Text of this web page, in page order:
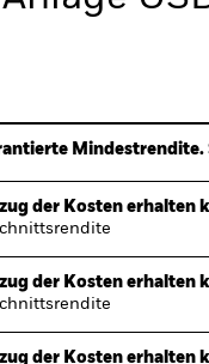
der Kosten erhalten
der Kosten erhalten
der Kosten erhalten